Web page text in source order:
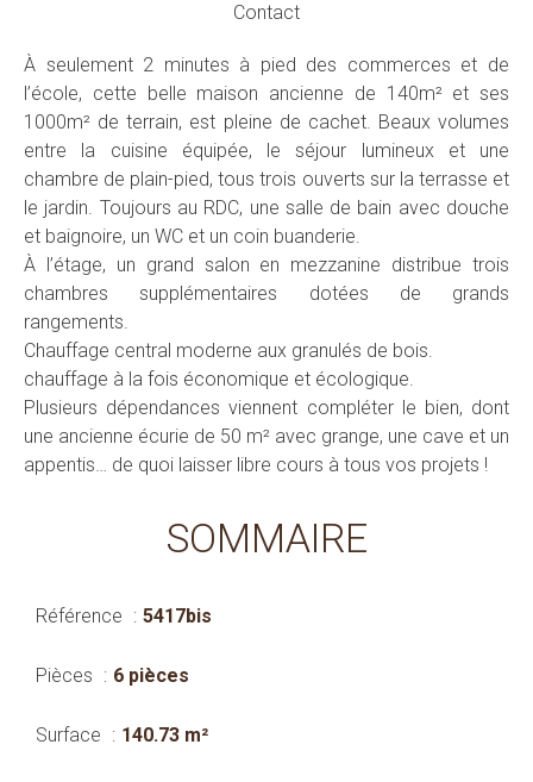
Contact
À seulement 2 minutes à pied des commerces et de
l’école, cette belle maison ancienne de 140m² et ses
1000m² de terrain, est pleine de cachet. Beaux volumes
entre la cuisine équipée, le séjour lumineux et une
chambre de plain-pied, tous trois ouverts sur la terrasse et
le jardin. Toujours au RDC, une salle de bain avec douche
et baignoire, un WC et un coin buanderie.
À l’étage, un grand salon en mezzanine distribue trois
chambres supplémentaires dotées de grands
rangements.
Chauffage central moderne aux granulés de bois.
chauffage à la fois économique et écologique.
Plusieurs dépendances viennent compléter le bien, dont
une ancienne écurie de 50 m² avec grange, une cave et un
appentis… de quoi laisser libre cours à tous vos projets !
SOMMAIRE
Référence 5417bis
Pièces 6 pièces
Surface 140.73 m²